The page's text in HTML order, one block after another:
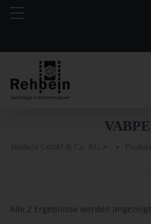
VABPE
>
Alle 2 Ergebnisse werden angezeigt